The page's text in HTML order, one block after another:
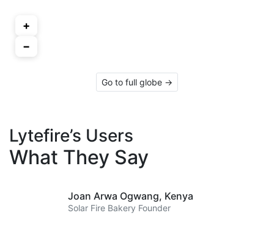
+
−
Go to full globe →
Lytefire’s Users
What They Say
Joan Arwa Ogwang, Kenya
Solar Fire Bakery Founder